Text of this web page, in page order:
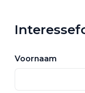
Voornaam